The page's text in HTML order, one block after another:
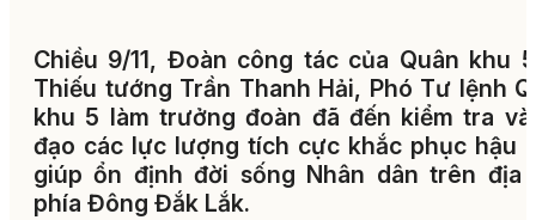
Chiều 9/11, Đoàn công tác của Quân khu
Thiếu tướng Trần Thanh Hải, Phó Tư lệnh
khu 5 làm trưởng đoàn đã đến kiểm tra
đạo các lực lượng tích cực khắc phục hậu
giúp ổn định đời sống Nhân dân trên địa
phía Đông Đắk Lắk.